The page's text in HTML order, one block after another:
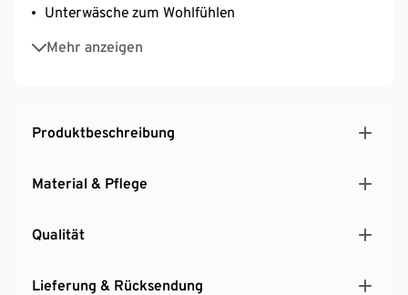
Unterwäsche zum Wohlfühlen
Mehr anzeigen
3-fach verstellbarer SoftSeal®-Häkchenverschluss
Mit hochwertigem Markenelasthan für
Produktbeschreibung
Material & Pflege
Qualität
Lieferung & Rücksendung